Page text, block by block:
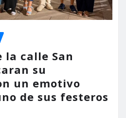
la calle San
su
un emotivo
de sus festeros